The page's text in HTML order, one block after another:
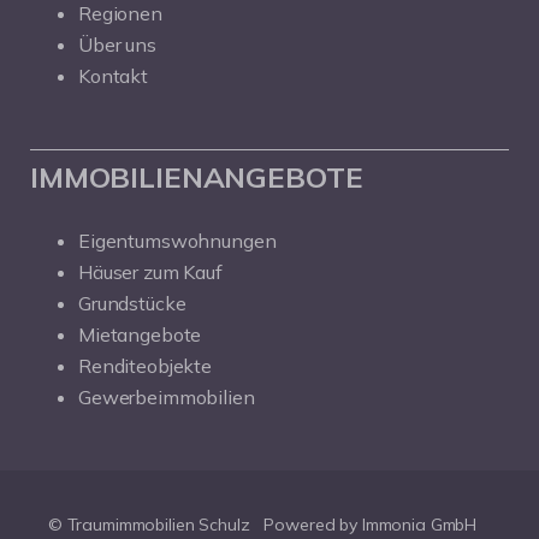
Regionen
Über uns
Kontakt
IMMOBILIENANGEBOTE
Eigentumswohnungen
Häuser zum Kauf
Grundstücke
Mietangebote
Renditeobjekte
Gewerbeimmobilien
© Traumimmobilien Schulz Powered by Immonia GmbH